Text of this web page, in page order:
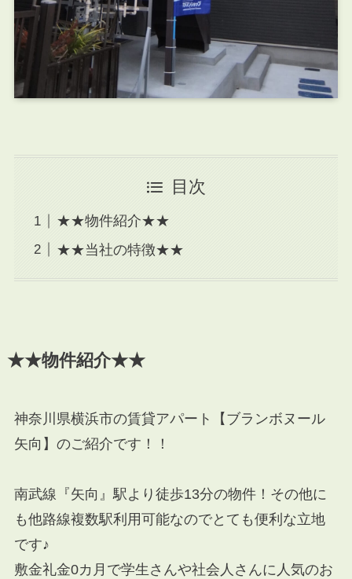
目次
★★物件紹介★★
★★当社の特徴★★
★★物件紹介★★
神奈川県横浜市の賃貸アパート【ブランボヌール
矢向】のご紹介です！！
南武線『矢向』駅より徒歩13分の物件！その他に
も他路線複数駅利用可能なのでとても便利な立地
です♪
敷金礼金0カ月で学生さんや社会人さんに人気のお